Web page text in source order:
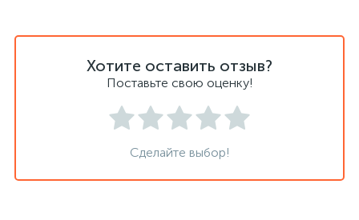
Хотите оставить отзыв?
Поставьте свою оценку!
Сделайте выбор!